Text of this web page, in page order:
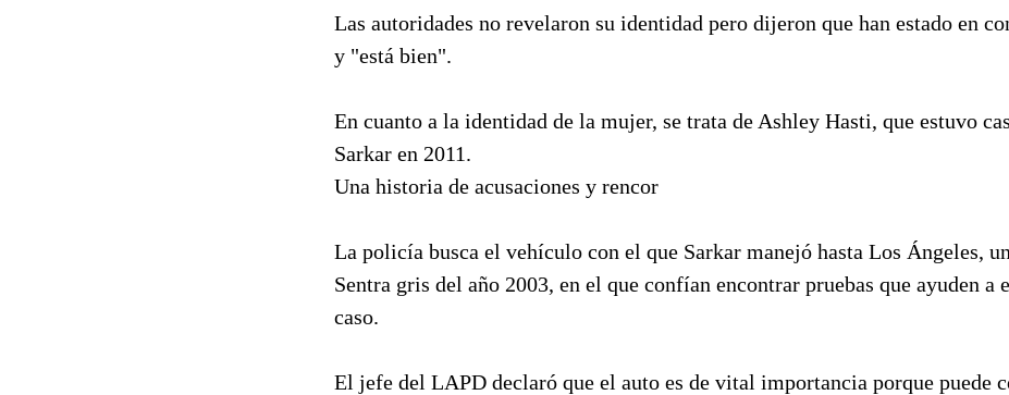
Las autoridades no revelaron su identidad pero dijeron que han estado en
y "está bien".
En cuanto a la identidad de la mujer, se trata de Ashley Hasti, que estuvo
Sarkar en 2011.
Una historia de acusaciones y rencor
La policía busca el vehículo con el que Sarkar manejó hasta Los Ángeles,
Sentra gris del año 2003, en el que confían encontrar pruebas que ayuden a
caso.
El jefe del LAPD declaró que el auto es de vital importancia porque puede